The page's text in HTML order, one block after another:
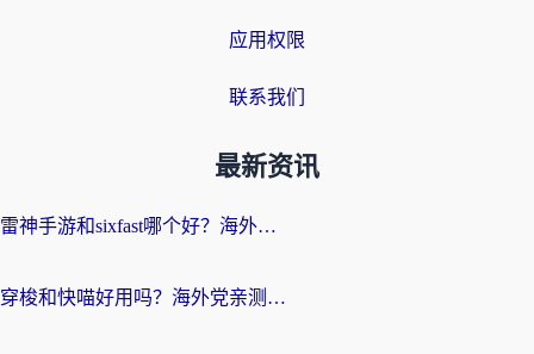
应用权限
联系我们
最新资讯
雷神手游和sixfast哪个好？海外党亲测3款回国加速器，教你选对不踩坑
穿梭和快喵好用吗？海外党亲测：小众加速器对比+番茄加速器深度体验